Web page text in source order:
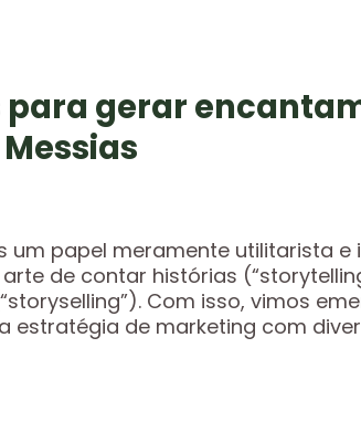
para gerar
um papel meramente utilitarista
de contar histórias
Com isso, vimos
estratégia de marketing com